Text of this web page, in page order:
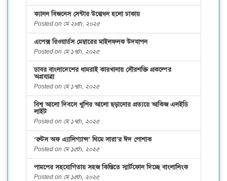
ক্যানন বিজনেস সেন্টার উদ্বোধন হলো ঢাকায়
Posted on মে ২৮th, ২০২৫
এপেক্স রিওয়ার্ডস মেম্বারের মাইলফলক উদযাপন
Posted on মে ১৭th, ২০২৫
ডাবর বাংলাদেশের ধামরাই কারখানায় সৌরশক্তি প্রকল্পের
অগ্রযাত্রা
Posted on মে ১৭th, ২০২৫
বিশ্ব আলো দিবসে খুশির আলো ছড়ানোর প্রত্যয়ে আকিজ এলইডি
লাইট
Posted on মে ১৭th, ২০২৫
‘রুটস অফ এ্যালিগ্যান্স’ থিমে সারা’র ঈদ পোশাক
Posted on মে ১৫th, ২০২৫
পামপের সহযোগিতায় সহজ কিস্তিতে স্মার্টফোন দিচ্ছে বাংলালিংক
Posted on মে ১৫th, ২০২৫